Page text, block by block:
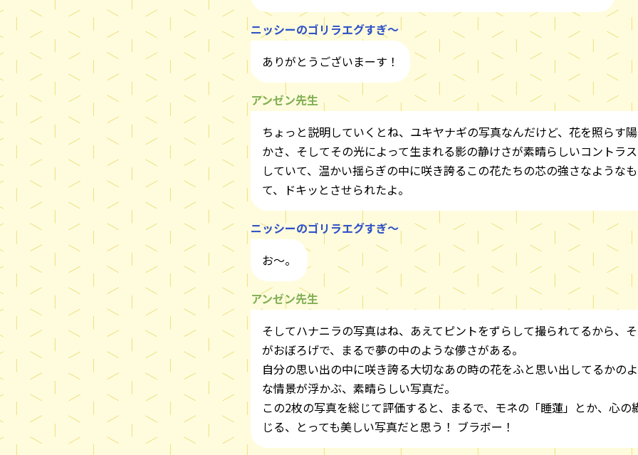
ニッシーのゴリラエグすぎ～
ありがとうございまーす！
アンゼン先生
ちょっと説明していくとね、ユキヤナギの写真なんだけど、花を照らす
かさ、そしてその光によって生まれる影の静けさが素晴らしいコントラ
していて、温かい揺らぎの中に咲き誇るこの花たちの芯の強さなような
て、ドキッとさせられたよ。
ニッシーのゴリラエグすぎ～
お～。
アンゼン先生
そしてハナニラの写真はね、あえてピントをずらして撮られてるから、
がおぼろげで、まるで夢の中のような儚さがある。
自分の思い出の中に咲き誇る大切なあの時の花をふと思い出してるかの
な情景が浮かぶ、素晴らしい写真だ。
この2枚の写真を総じて評価すると、まるで、モネの「睡蓮」とか、心の
じる、とっても美しい写真だと思う！ ブラボー！